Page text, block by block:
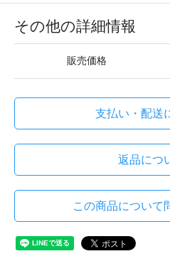
その他の詳細情報
販売価格
支払い・配送
返品につ
この商品について